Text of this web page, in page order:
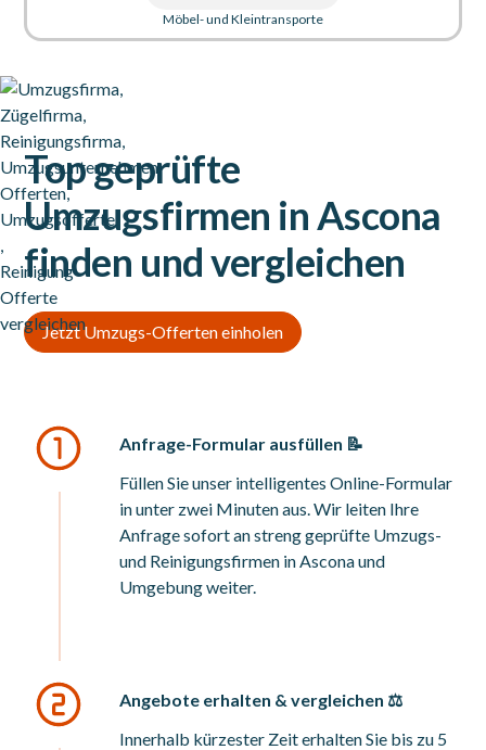
Möbel- und Kleintransporte
Top geprüfte
Umzugsfirmen in Ascona
finden und vergleichen
Jetzt Umzugs-Offerten einholen
Anfrage-Formular ausfüllen 📝
Füllen Sie unser intelligentes Online-Formular
in unter zwei Minuten aus. Wir leiten Ihre
Anfrage sofort an streng geprüfte Umzugs-
und Reinigungsfirmen in Ascona und
Umgebung weiter.
Angebote erhalten & vergleichen ⚖️
Innerhalb kürzester Zeit erhalten Sie bis zu 5